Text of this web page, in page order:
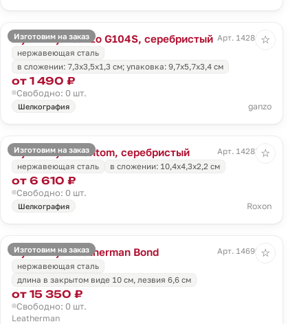
Изготовим на заказ
Мультитул Ganzo G104S, серебристый Арт. 14284.10
нержавеющая сталь
в сложении: 7,3х3,5х1,3 см; упаковка: 9,7х5,7х3,4 см
от 1 490 ₽
Свободно: 0 шт.
Шелкография ganzo
☆
Изготовим на заказ
Мультитул Phantom, серебристый
Арт. 14287.10
нержавеющая сталь
в сложении: 10,4х4,3х2,2 см
от 6 610 ₽
Свободно: 0 шт.
Шелкография Roxon
☆
Изготовим на заказ
Мультитул Leatherman Bond
Арт. 14699.10
нержавеющая сталь
длина в закрытом виде 10 см, лезвия 6,6 см
от 15 350 ₽
Свободно: 0 шт.
Leatherman
☆